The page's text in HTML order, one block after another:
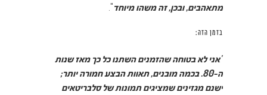
מתאהבים, ובכן, זה משהו מיוחד".
בזמן הזה:
"אני לא בטוחה שהזמנים השתנו כל כך מאז שנות
ה-80. בכמה מובנים, תאוות הבצע חמורה יותר;
ישנם מגזינים שמציגים תמונות של סלבריטאים